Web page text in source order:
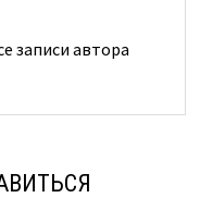
записи автора